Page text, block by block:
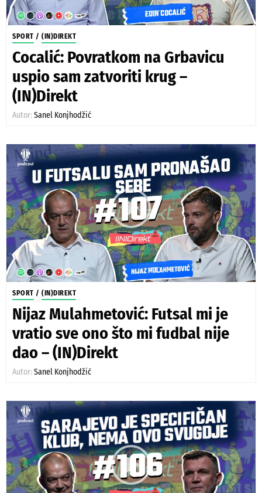
SPORT / (IN)DIREKT
Cocalić: Povratkom na Grbavicu
uspio sam zatvoriti krug –
(IN)Direkt
Autor: Sanel Konjhodžić
SPORT / (IN)DIREKT
Nijaz Mulahmetović: Futsal mi je
vratio sve ono što mi fudbal nije
dao – (IN)Direkt
Autor: Sanel Konjhodžić